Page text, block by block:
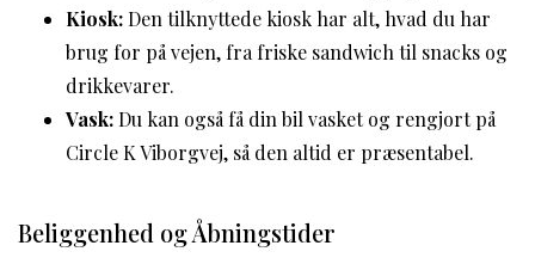
Kiosk:Den tilknyttede kiosk har alt, hvad du har
brug for på vejen, fra friske sandwich til snacks og
drikkevarer.
Vask:Du kan også få din bil vasket og rengjort på
Circle K Viborgvej, så den altid er præsentabel.
Beliggenhed og Åbningstider